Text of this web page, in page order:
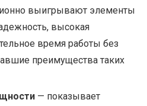
выигрывают элементы
высокая
время работы без
преимущества таких
— показывает